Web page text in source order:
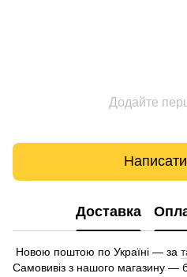
Додайте
Написати
Доставка
Новою поштою по Україні — за
Самовивіз з нашого магазину —